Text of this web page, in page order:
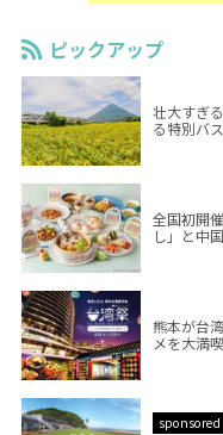
ピックアップ
壮大すぎ
る特別バ
全国初開
し」と中
熊本が台
メを大満喫
sponsored